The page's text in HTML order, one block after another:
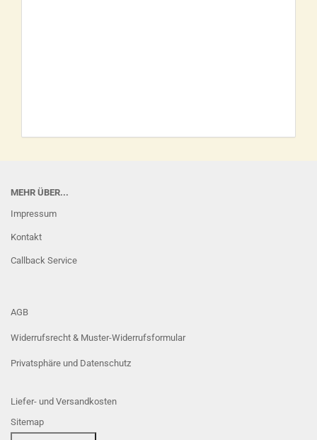
MEHR ÜBER...
Impressum
Kontakt
Callback Service
AGB
Widerrufsrecht & Muster-Widerrufsformular
Privatsphäre und Datenschutz
Liefer- und Versandkosten
Sitemap